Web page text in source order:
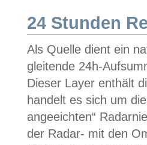
24 Stunden
Als Quelle dient ein
gleitende 24h-
Dieser Layer enthält
handelt es sich um
angeeichten“
der Radar- mit den